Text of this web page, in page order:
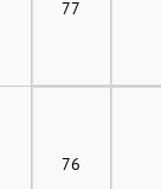
77
76